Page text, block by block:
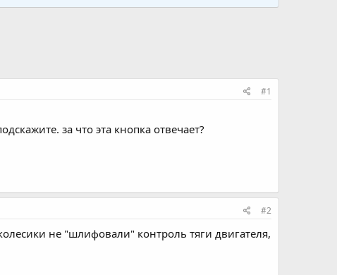
#1
за что эта кнопка отвечает?
#2
не "шлифовали" контроль тяги двигателя,